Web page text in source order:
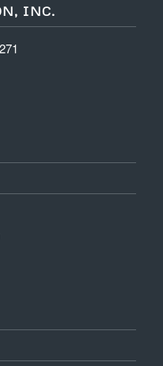
INC.